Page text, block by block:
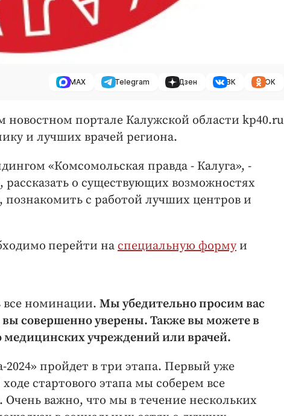
MAX Telegram Дзен ВК ОК
новостном портале Калужской области kp40.ru
и лучших врачей региона.
«Комсомольская правда - Калуга», -
о существующих возможностях
с работой лучших центров и
перейти на специальную формуи
все номинации. Мы убедительно просим вас
совершенно уверены. Также вы можете в
учреждений или врачей.
пройдет в три этапа. Первый уже
стартового этапа мы соберем все
важно, что мы в течение нескольких